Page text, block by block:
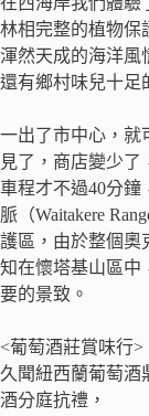
林相完整的植物保
渾然天成的海洋風
還有鄉村味兒十足
一出了市中心，就
見了，商店變少了
車程才不過40分鐘
脈（Waitakere
護區，由於整個奧
知在懷塔基山區中
要的景致。
<葡萄酒莊賞味行>
久聞紐西蘭葡萄酒
酒分庭抗禮，